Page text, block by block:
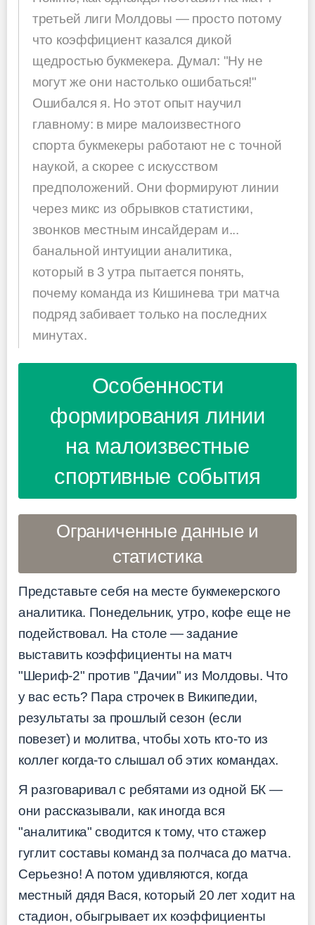
третьей лиги Молдовы — просто потому
что коэффициент казался дикой
щедростью букмекера. Думал: "Ну не
могут же они настолько ошибаться!"
Ошибался я. Но этот опыт научил
главному: в мире малоизвестного
спорта букмекеры работают не с точной
наукой, а скорее с искусством
предположений. Они формируют линии
через микс из обрывков статистики,
звонков местным инсайдерам и...
банальной интуиции аналитика,
который в 3 утра пытается понять,
почему команда из Кишинева три матча
подряд забивает только на последних
минутах.
Особенности
формирования линии
на малоизвестные
спортивные события
Ограниченные данные и
статистика
Представьте себя на месте букмекерского
аналитика. Понедельник, утро, кофе еще не
подействовал. На столе — задание
выставить коэффициенты на матч
"Шериф-2" против "Дачии" из Молдовы. Что
у вас есть? Пара строчек в Википедии,
результаты за прошлый сезон (если
повезет) и молитва, чтобы хоть кто-то из
коллег когда-то слышал об этих командах.
Я разговаривал с ребятами из одной БК —
они рассказывали, как иногда вся
"аналитика" сводится к тому, что стажер
гуглит составы команд за полчаса до матча.
Серьезно! А потом удивляются, когда
местный дядя Вася, который 20 лет ходит на
стадион, обыгрывает их коэффициенты